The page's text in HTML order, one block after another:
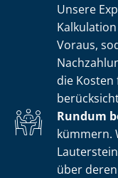
Unsere
Voraus,
die
Rundum
kümmern.
über